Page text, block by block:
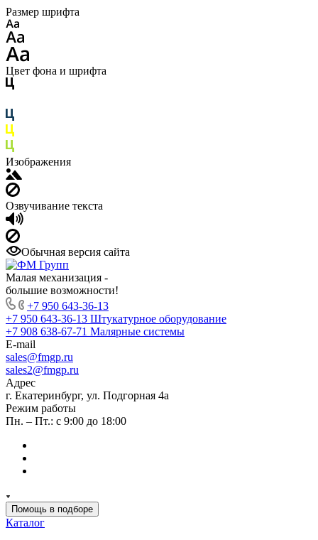
Размер шрифта
Цвет фона и шрифта
Изображения
Озвучивание текста
Обычная версия сайта
Малая механизация -
большие возможности!
+7 950 643-36-13
+7 950 643-36-13 Штукатурное оборудование
+7 908 638-67-71 Малярные системы
E-mail
sales@fmgp.ru
sales2@fmgp.ru
Адрес
г. Екатеринбург, ул. Подгорная 4а
Режим работы
Пн. – Пт.: с 9:00 до 18:00
Помощь в подборе
Каталог